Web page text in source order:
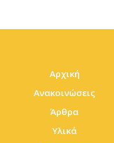
Αρχική
Ανακοινώσεις
Άρθρα
Υλικά